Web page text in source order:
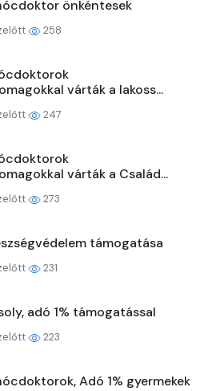
önkéntesek
258
várták a lakoss...
247
várták a Család...
273
támogatása
231
adó 1% támogatással
223
Adó 1% gyermekek